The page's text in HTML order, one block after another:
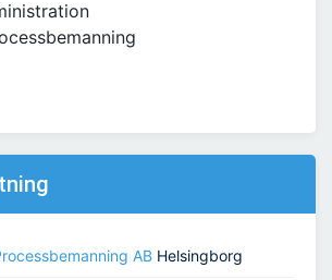
AB Helsingborg